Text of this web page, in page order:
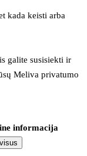
kada keisti arba
galite susisiekti ir
Meliva privatumo
informacija